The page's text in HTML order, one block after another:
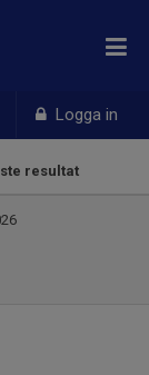
Logga in
resultat